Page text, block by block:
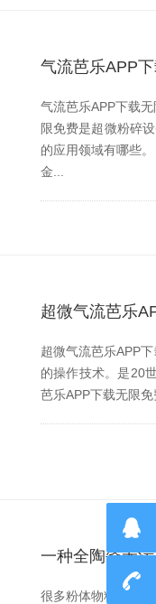
气流芭乐APP
气流芭乐APP下载无
限免费是超微粉碎设
的应用领域有哪些
金...
超微气流芭乐
超微气流芭乐APP
的操作技术。是
芭乐APP下载无限免费
一种全陶瓷无
很多粉体物料对于纯